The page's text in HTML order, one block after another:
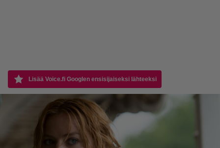
Lisää Voice.fi Googlen ensisijaiseksi lähteeksi